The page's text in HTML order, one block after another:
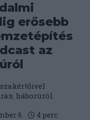
erősebb
az
háborúról.
6. 4 perc